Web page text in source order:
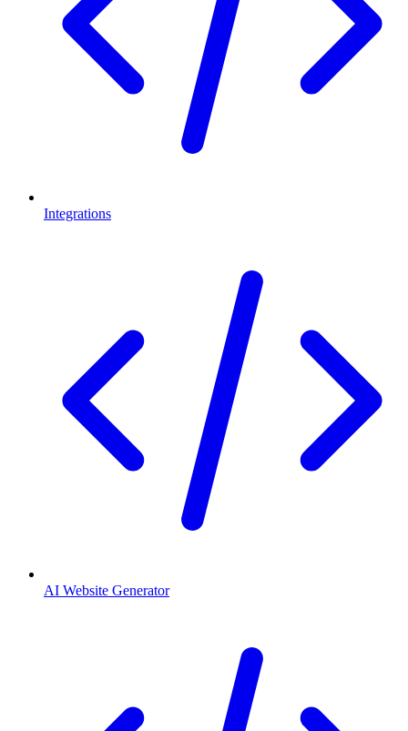
Integrations
AI Website Generator